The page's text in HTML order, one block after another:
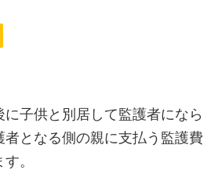
子供と別居して監護者になら
となる側の親に支払う監護費
。